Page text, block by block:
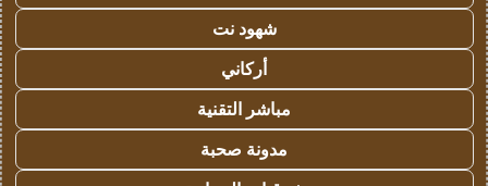
شهود نت
أركاني
مباشر التقنية
مدونة صحبة